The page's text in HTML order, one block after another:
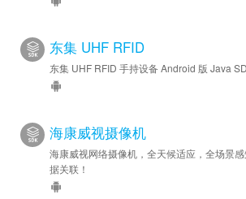
东集 UHF RFID
东集 UHF RFID 手持设备 Android 版 Java
海康威视摄像机
海康威视网络摄像机，全天候适应，全场景
据关联！